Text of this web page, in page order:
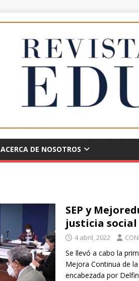
ACERCA DE NOSOTROS
SEP y
justicia social
4 abril, 2022
Se llevó a cabo la
Mejora Continua de
encabezada por